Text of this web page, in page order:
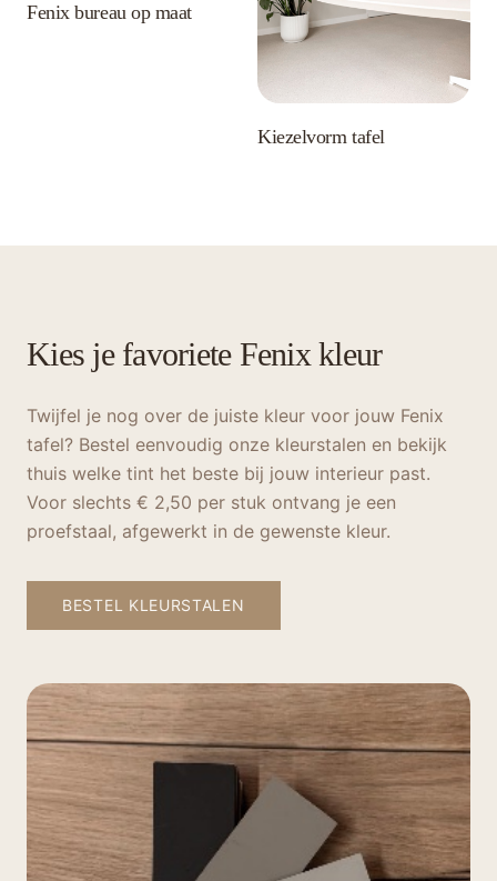
Fenix bureau op maat
Kiezelvorm tafel
Kies je favoriete Fenix kleur
Twijfel je nog over de juiste kleur voor jouw Fenix
tafel? Bestel eenvoudig onze kleurstalen en bekijk
thuis welke tint het beste bij jouw interieur past.
Voor slechts € 2,50 per stuk ontvang je een
proefstaal, afgewerkt in de gewenste kleur.
BESTEL KLEURSTALEN